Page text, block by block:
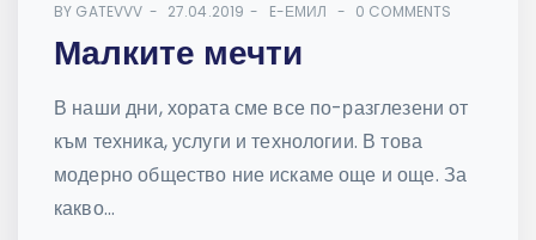
BY GATEVVV 27.04.2019 E-ЕМИЛ 0 COMMENTS
Малките мечти
В наши дни, хората сме все по-разглезени от
към техника, услуги и технологии. В това
модерно общество ние искаме още и още. За
какво...